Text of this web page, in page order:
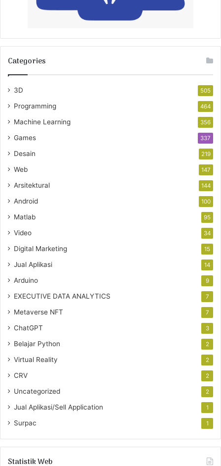
Categories
3D 505
Programming 464
Machine Learning 356
Games 337
Desain 219
Web 147
Arsitektural 144
Android 100
Matlab 95
Video 34
Digital Marketing 15
Jual Aplikasi 14
Arduino 9
EXECUTIVE DATA ANALYTICS 7
Metaverse NFT 7
ChatGPT 3
Belajar Python 2
Virtual Reality 2
CRV 2
Uncategorized 2
Jual Aplikasi/Sell Application 1
Surpac 1
Statistik Web